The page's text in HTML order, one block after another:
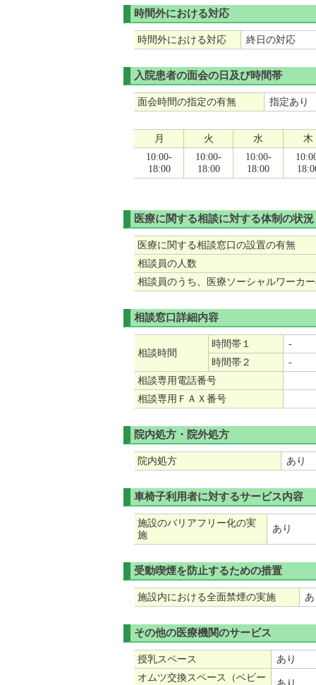
時間外における対応
時間外における対応 終日の対応
入院患者の面会の日及び時間帯
面会時間の指定の有無 指定あり
月 火 水
木
10:00-
18:00
10:00-
18:00
10:00-
18:00
医療に関する相談に対する体制の状況
医療に関する相談窓口の設置の有無
相談員の人数
相談員のうち、医療ソーシャルワーカ
相談窓口詳細内容
相談時間
時間帯１
-
時間帯２
-
相談専用電話番号
相談専用ＦＡＸ番号
院内処方・院外処方
院内処方 あり
車椅子利用者に対するサービス内容
施設のバリアフリー化の実
施
あり
受動喫煙を防止するための措置
施設内における全面禁煙の実施
その他の医療機関のサービス
授乳スペース
あり
オムツ交換スペース（ベビー